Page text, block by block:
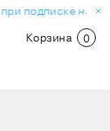
подписке на
Корзина 0